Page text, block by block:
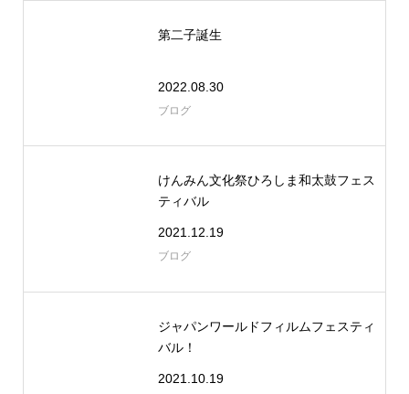
第二子誕生
2022.08.30
ブログ
けんみん文化祭ひろしま和太鼓フェス
ティバル
2021.12.19
ブログ
ジャパンワールドフィルムフェスティ
バル！
2021.10.19